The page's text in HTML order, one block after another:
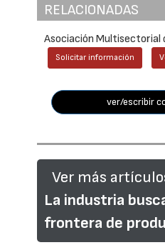
RELACIONADAS
Asociación Multisectorial
Solicitar información
ver/escribir
Ver más
La industria
frontera de